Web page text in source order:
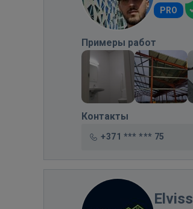
PRO
Примеры работ
Контакты
+371 *** *** 75
Elviss